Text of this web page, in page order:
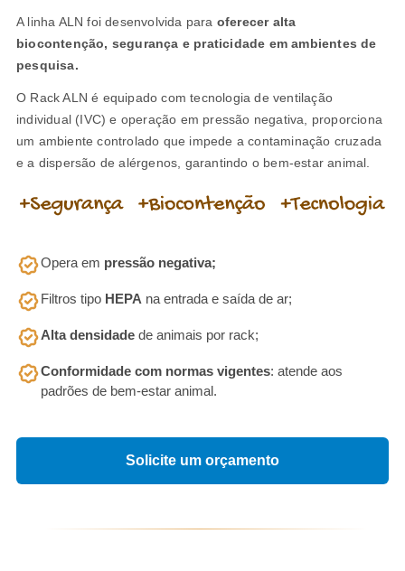
A linha ALN foi desenvolvida para oferecer alta
biocontenção, segurança e praticidade em ambientes de
pesquisa.
O Rack ALN é equipado com tecnologia de ventilação
individual (IVC) e operação em pressão negativa, proporciona
um ambiente controlado que impede a contaminação cruzada
e a dispersão de alérgenos, garantindo o bem-estar animal.
Opera em pressão negativa;
Filtros tipo HEPA na entrada e saída de ar;
Alta densidade de animais por rack;
Conformidade com normas vigentes: atende aos
padrões de bem-estar animal.
Solicite um orçamento